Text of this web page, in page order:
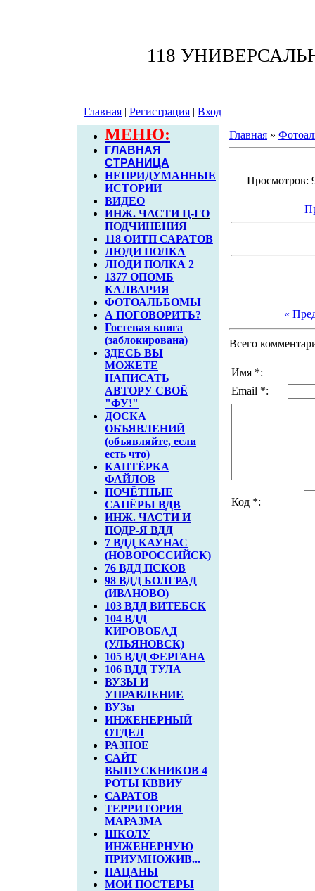
118
Главная | Регистрация | Вход
МЕНЮ:
ГЛАВНАЯ
СТРАНИЦА
НЕПРИДУМАННЫЕ
ИСТОРИИ
ВИДЕО
ИНЖ. ЧАСТИ Ц-ГО
ПОДЧИНЕНИЯ
118 ОИТП САРАТОВ
ЛЮДИ ПОЛКА
ЛЮДИ ПОЛКА 2
1377 ОПОМБ
КАЛВАРИЯ
ФОТОАЛЬБОМЫ
А ПОГОВОРИТЬ?
Гостевая книга
(заблокирована)
ЗДЕСЬ ВЫ
МОЖЕТЕ
НАПИСАТЬ
АВТОРУ СВОЁ
"ФУ!"
ДОСКА
ОБЪЯВЛЕНИЙ
(объявляйте, если
есть что)
КАПТЁРКА
ФАЙЛОВ
ПОЧЁТНЫЕ
САПЁРЫ ВДВ
ИНЖ. ЧАСТИ И
ПОДР-Я ВДД
7 ВДД КАУНАС
(НОВОРОССИЙСК)
76 ВДД ПСКОВ
98 ВДД БОЛГРАД
(ИВАНОВО)
103 ВДД ВИТЕБСК
104 ВДД
КИРОВОБАД
(УЛЬЯНОВСК)
105 ВДД ФЕРГАНА
106 ВДД ТУЛА
ВУЗЫ И
УПРАВЛЕНИЕ
ВУЗы
ИНЖЕНЕРНЫЙ
ОТДЕЛ
РАЗНОЕ
САЙТ
ВЫПУСКНИКОВ 4
РОТЫ КВВИУ
САРАТОВ
ТЕРРИТОРИЯ
МАРАЗМА
ШКОЛУ
ИНЖЕНЕРНУЮ
ПРИУМНОЖИВ...
ПАЦАНЫ
МОИ ПОСТЕРЫ
Главная »
Просмотров:
«
Всего
Имя *:
Email *:
Код *: